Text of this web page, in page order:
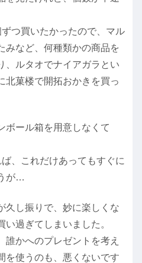
つ買いたかったので、マル
みなど、何種類かの商品を
、ルタオでナイアガラとい
北菓楼で開拓おかきを買っ
ボール箱を用意しなくて
、これだけあってもすぐに
が…
久し振りで、妙に楽しくな
過ぎてしまいました。
誰かへのプレゼントを考え
を使うのも、悪くないです